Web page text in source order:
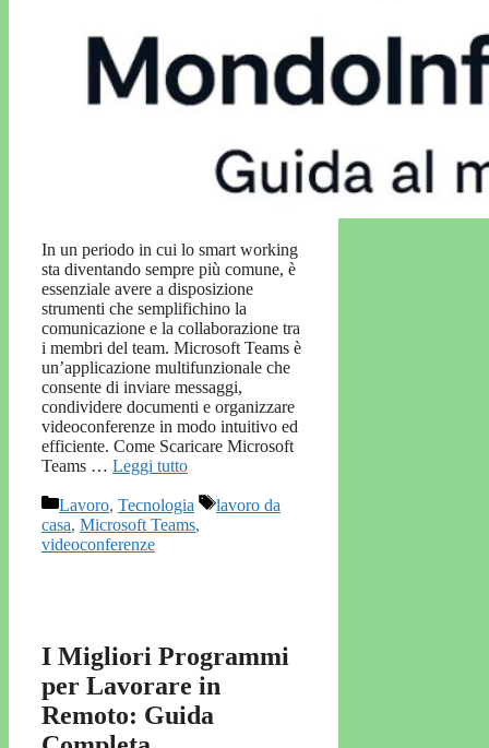
In un periodo in cui lo smart working
sta diventando sempre più comune, è
essenziale avere a disposizione
strumenti che semplifichino la
comunicazione e la collaborazione tra
i membri del team. Microsoft Teams è
un’applicazione multifunzionale che
consente di inviare messaggi,
condividere documenti e organizzare
videoconferenze in modo intuitivo ed
efficiente. Come Scaricare Microsoft
Teams … Leggi tutto
Categorie
Lavoro, Tecnologia Tag
lavoro da
casa, Microsoft Teams,
videoconferenze
I Migliori Programmi
per Lavorare in
Remoto: Guida